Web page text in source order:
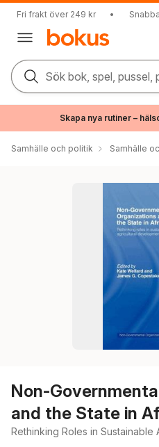
Fri frakt över 249 kr •
Sök bok, spel, pussel,
Skapa nya rutiner –
Samhälle och politik Samhälle
Non-
and the State in
Rethinking Roles in